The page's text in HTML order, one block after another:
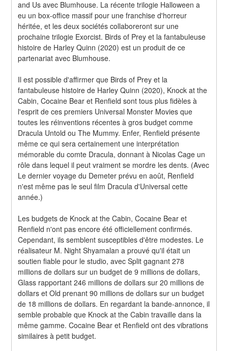
and Us avec Blumhouse. La récente trilogie Halloween a
eu un box-office massif pour une franchise d'horreur
héritée, et les deux sociétés collaboreront sur une
prochaine trilogie Exorcist. Birds of Prey et la fantabuleuse
histoire de Harley Quinn (2020) est un produit de ce
partenariat avec Blumhouse.
Il est possible d'affirmer que Birds of Prey et la
fantabuleuse histoire de Harley Quinn (2020), Knock at the
Cabin, Cocaine Bear et Renfield sont tous plus fidèles à
l'esprit de ces premiers Universal Monster Movies que
toutes les réinventions récentes à gros budget comme
Dracula Untold ou The Mummy. Enfer, Renfield présente
même ce qui sera certainement une interprétation
mémorable du comte Dracula, donnant à Nicolas Cage un
rôle dans lequel il peut vraiment se mordre les dents. (Avec
Le dernier voyage du Demeter prévu en août, Renfield
n'est même pas le seul film Dracula d'Universal cette
année.)
Les budgets de Knock at the Cabin, Cocaine Bear et
Renfield n'ont pas encore été officiellement confirmés.
Cependant, ils semblent susceptibles d'être modestes. Le
réalisateur M. Night Shyamalan a prouvé qu'il était un
soutien fiable pour le studio, avec Split gagnant 278
millions de dollars sur un budget de 9 millions de dollars,
Glass rapportant 246 millions de dollars sur 20 millions de
dollars et Old prenant 90 millions de dollars sur un budget
de 18 millions de dollars. En regardant la bande-annonce, il
semble probable que Knock at the Cabin travaille dans la
même gamme. Cocaine Bear et Renfield ont des vibrations
similaires à petit budget.